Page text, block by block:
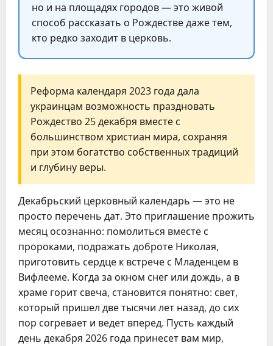
но и на площадях городов — это живой
способ рассказать о Рождестве даже тем,
кто редко заходит в церковь.
Реформа календаря 2023 года дала
украинцам возможность праздновать
Рождество 25 декабря вместе с
большинством христиан мира, сохраняя
при этом богатство собственных традиций
и глубину веры.
Декабрьский церковный календарь — это не
просто перечень дат. Это приглашение прожить
месяц осознанно: помолиться вместе с
пророками, подражать доброте Николая,
приготовить сердце к встрече с Младенцем в
Вифлееме. Когда за окном снег или дождь, а в
храме горит свеча, становится понятно: свет,
который пришел две тысячи лет назад, до сих
пор согревает и ведет вперед. Пусть каждый
день декабря 2026 года принесет вам мир,